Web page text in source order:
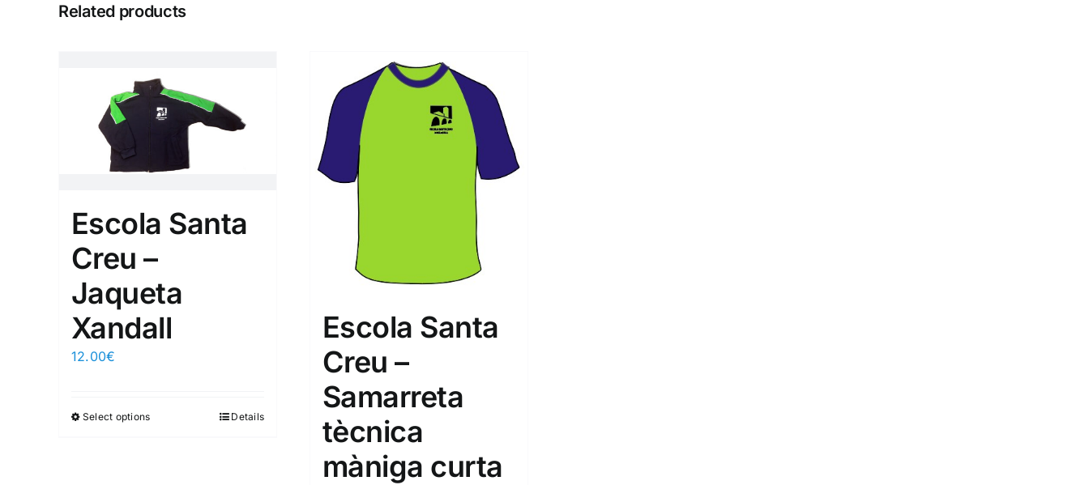
Related products
Escola Santa
Creu –
Jaqueta
Xandall
12.00€
Select options Details
Escola Santa
Creu –
Samarreta
tècnica
màniga curta